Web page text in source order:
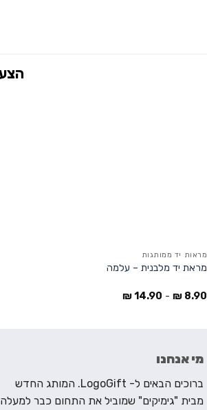
מראות יד ממותגות
מראת יד מלבנית – עלמה
8.90
₪
-
14.90
₪
מי אנחנו
ברוכים הבאים ל- LogoGift. המותג החדש
מבית "גימיקים" שמוביל את התחום כבר למעלה